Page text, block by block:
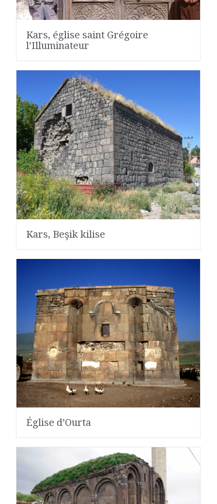
Kars, église saint Grégoire
l’Illuminateur
Kars, Beşik kilise
Église d’Ourta